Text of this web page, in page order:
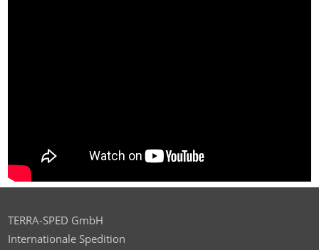
TERRA-SPED GmbH
Internationale Spedition